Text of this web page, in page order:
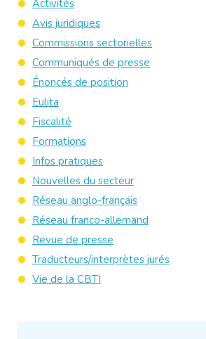
Activités
Avis juridiques
Commissions sectorielles
Communiqués de presse
Énoncés de position
Eulita
Fiscalité
Formations
Infos pratiques
Nouvelles du secteur
Réseau anglo-français
Réseau franco-allemand
Revue de presse
Traducteurs/interprètes jurés
Vie de la CBTI